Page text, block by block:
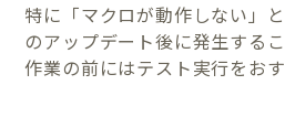
特に「マクロが動作しない」
のアップデート後に発生する
作業の前にはテスト実行をおす